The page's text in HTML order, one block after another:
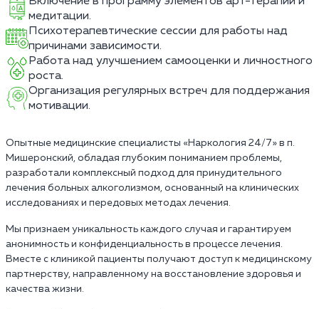
медитации.
Психотерапевтические сессии для работы над
причинами зависимости.
Работа над улучшением самооценки и личностного
роста.
Организация регулярных встреч для поддержания
мотивации.
Опытные медицинские специалисты «Наркология 24/7» в п.
Мишеронский, обладая глубоким пониманием проблемы,
разработали комплексный подход для принудительного
лечения больных алкоголизмом, основанный на клинических
исследованиях и передовых методах лечения.
Мы признаем уникальность каждого случая и гарантируем
анонимность и конфиденциальность в процессе лечения.
Вместе с клиникой пациенты получают доступ к медицинскому
партнерству, направленному на восстановление здоровья и
качества жизни.